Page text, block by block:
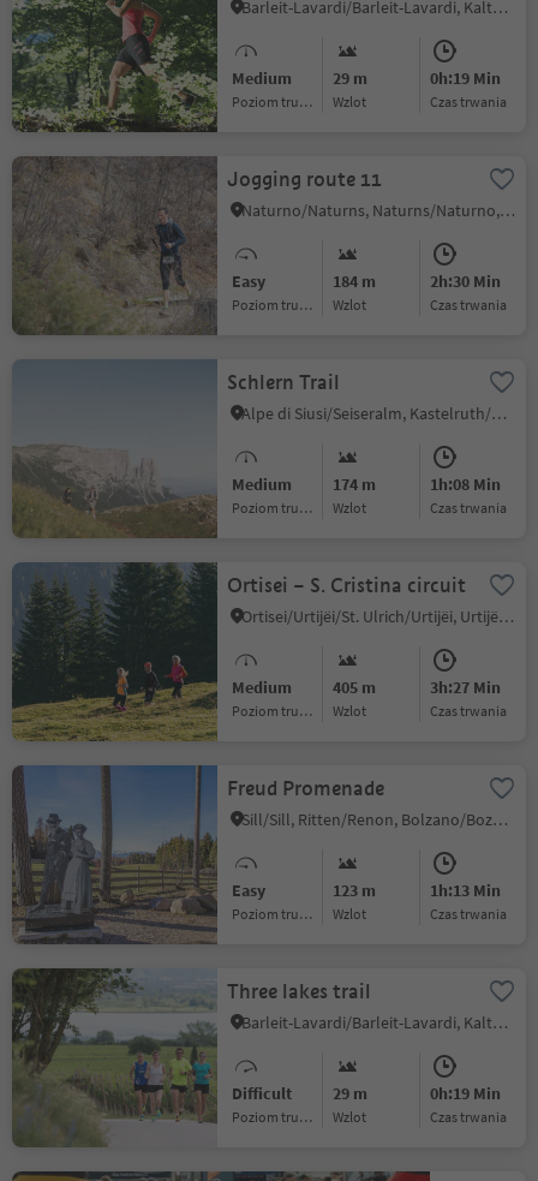
Barleit-Lavardi/Barleit-Lavardi, Kaltern an der Weinstraße/Caldaro sulla Strada del Vino, Alto Adige Wine Road
Medium
Poziom trudności
29 m
Wzlot
0h:19 Min
czas trwania
Jogging route 11
Naturno/Naturns, Naturns/Naturno, Meran/Merano and environs
Easy
Poziom trudności
184 m
Wzlot
2h:30 Min
czas trwania
Schlern Trail
Alpe di Siusi/Seiseralm, Kastelruth/Castelrotto, Dolomites Region Seiser Alm
Medium
Poziom trudności
174 m
Wzlot
1h:08 Min
czas trwania
Ortisei – S. Cristina circuit
Ortisei/Urtijëi/St. Ulrich/Urtijëi, Urtijëi/Ortisei, Dolomites Region Val Gardena
Medium
Poziom trudności
405 m
Wzlot
3h:27 Min
czas trwania
Freud Promenade
Sill/Sill, Ritten/Renon, Bolzano/Bozen and environs
Easy
Poziom trudności
123 m
Wzlot
1h:13 Min
czas trwania
Three lakes trail
Barleit-Lavardi/Barleit-Lavardi, Kaltern an der Weinstraße/Caldaro sulla Strada del Vino, Alto Adige Wine Road
Difficult
Poziom trudności
29 m
Wzlot
0h:19 Min
czas trwania